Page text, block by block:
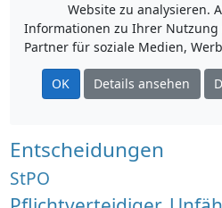
Website zu analysieren.
Informationen zu Ihrer Nutzung
Partner für soziale Medien,
OK Details ansehen
Entscheidungen
StPO